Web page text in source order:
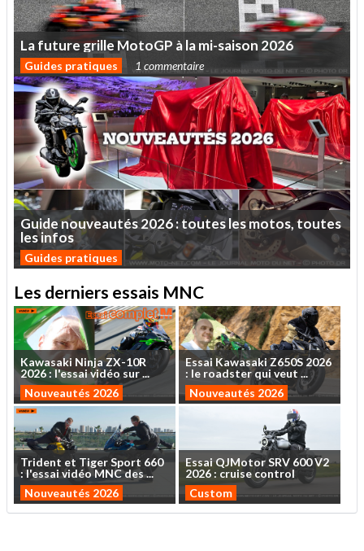
Lafuturegrille MotoGP àlami-saison 2026
Guides pratiques 1 commentaire
Guidenouveautés2026:touteslesmotos,toutes
lesinfos
Guides pratiques
Les derniers essais MNC
Kawasaki NinjaZX-10R
2026: l'essaividéo sur...
Nouveautés 2026
Essai Kawasaki Z650S 2026
: le roadsterquiveut ...
Nouveautés 2026
Trident et TigerSport 660
: l'essaividéo MNCdes...
Nouveautés 2026
EssaiQJMotorSRV 600V2
2026 : cruise control
Custom